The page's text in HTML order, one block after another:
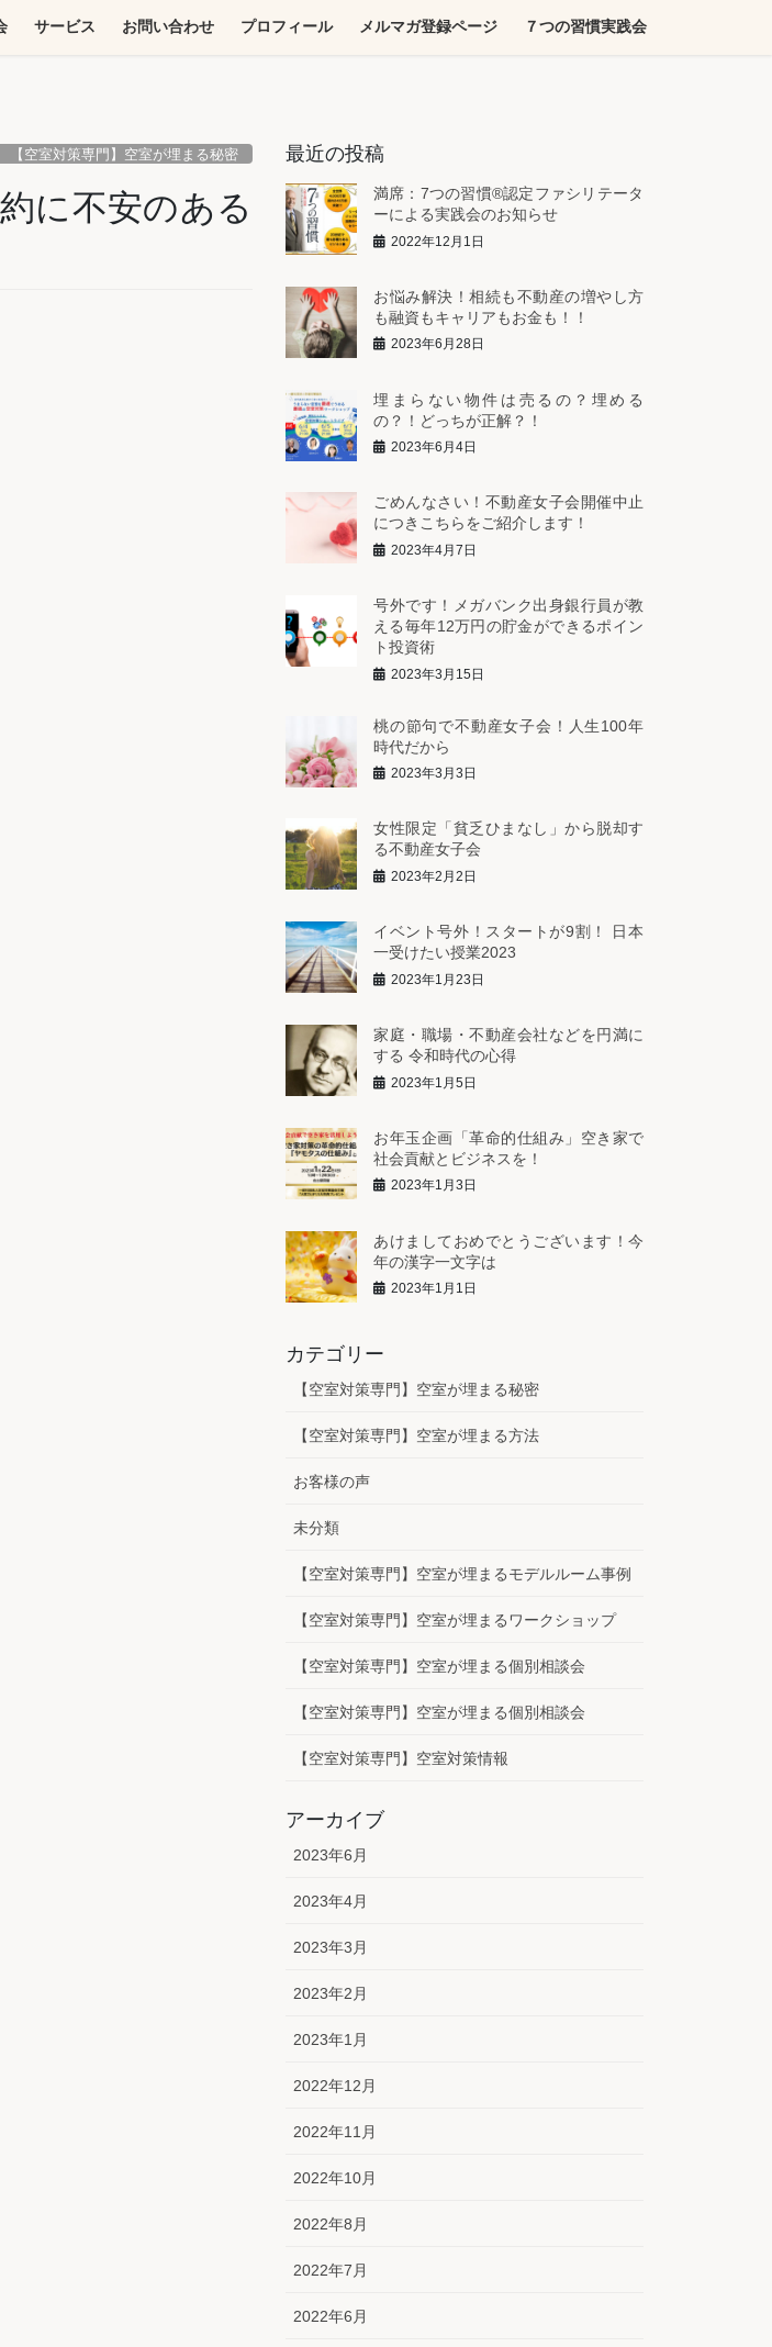
サービス お問い合わせ プロフィール メルマガ登録ページ ７つの習慣実践会
【空室対策専門】空室が埋まる秘密
に不安のある
最近の投稿
満席：7つの習慣®︎認定ファシリテータ
ーによる実践会のお知らせ
2022年12月1日
お悩み解決！相続も不動産の増やし方
も融資もキャリアもお金も！！
2023年6月28日
埋まらない物件は売るの？埋める
の？！どっちが正解？！
2023年6月4日
ごめんなさい！不動産女子会開催中止
につきこちらをご紹介します！
2023年4月7日
号外です！メガバンク出身銀行員が教
える毎年12万円の貯金ができるポイン
ト投資術
2023年3月15日
桃の節句で不動産女子会！人生100年
時代だから
2023年3月3日
女性限定「貧乏ひまなし」から脱却す
る不動産女子会
2023年2月2日
イベント号外！スタートが9割！ 日本
一受けたい授業2023
2023年1月23日
家庭・職場・不動産会社などを円満に
する 令和時代の心得
2023年1月5日
お年玉企画「革命的仕組み」空き家で
社会貢献とビジネスを！
2023年1月3日
あけましておめでとうございます！今
年の漢字一文字は
2023年1月1日
カテゴリー
【空室対策専門】空室が埋まる秘密
【空室対策専門】空室が埋まる方法
お客様の声
未分類
【空室対策専門】空室が埋まるモデルルーム事例
【空室対策専門】空室が埋まるワークショップ
【空室対策専門】空室が埋まる個別相談会
【空室対策専門】空室が埋まる個別相談会
【空室対策専門】空室対策情報
アーカイブ
2023年6月
2023年4月
2023年3月
2023年2月
2023年1月
2022年12月
2022年11月
2022年10月
2022年8月
2022年7月
2022年6月